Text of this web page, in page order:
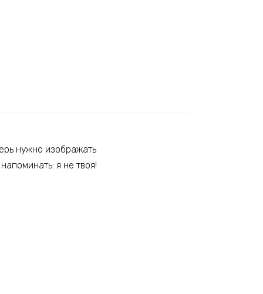
нужно изображать
я не твоя!